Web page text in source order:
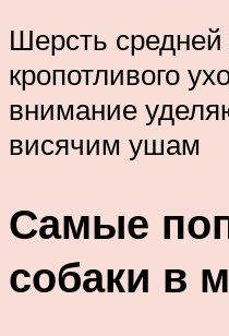
Шерсть
кропотливого
внимание
висячим ушам
Самые
собаки в